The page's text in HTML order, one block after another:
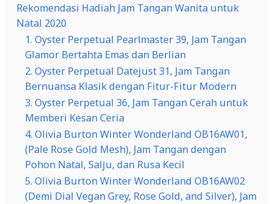
Rekomendasi Hadiah Jam Tangan Wanita untuk
Natal 2020
1. Oyster Perpetual Pearlmaster 39, Jam Tangan
Glamor Bertahta Emas dan Berlian
2. Oyster Perpetual Datejust 31, Jam Tangan
Bernuansa Klasik dengan Fitur-Fitur Modern
3. Oyster Perpetual 36, Jam Tangan Cerah untuk
Memberi Kesan Ceria
4. Olivia Burton Winter Wonderland OB16AW01,
(Pale Rose Gold Mesh), Jam Tangan dengan
Pohon Natal, Salju, dan Rusa Kecil
5. Olivia Burton Winter Wonderland OB16AW02
(Demi Dial Vegan Grey, Rose Gold, and Silver), Jam